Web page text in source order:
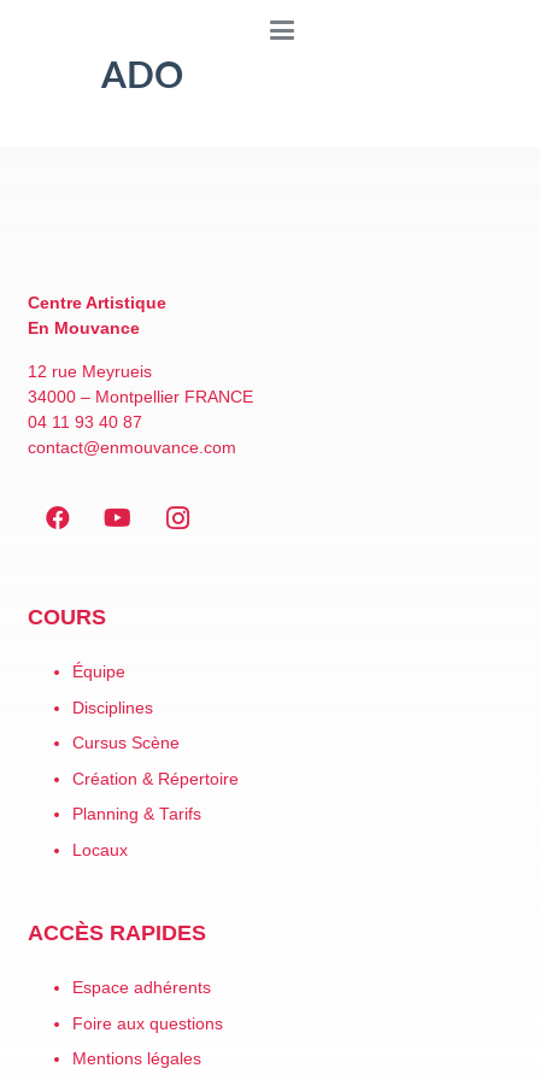
MODERN’JAZZ
ADO
Centre Artistique
En Mouvance
12 rue Meyrueis
34000 – Montpellier FRANCE
04 11 93 40 87
contact@enmouvance.com
COURS
Équipe
Disciplines
Cursus Scène
Création & Répertoire
Planning & Tarifs
Locaux
ACCÈS RAPIDES
Espace adhérents
Foire aux questions
Mentions légales